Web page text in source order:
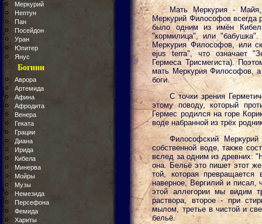
Меркурий
Нептун
Пан
Посейдон
Уран
Юпитер
Янус
Богини
Аврора
Артемида
Афина
Афродита
Венера
Геката
Грации
Диана
Ирида
Кибела
Минерва
Мойры
Музы
Немезида
Персефона
Фемида
Хариты
Мать Меркурия -
Меркурий Философов всегда
было одним из имён
"кормилица", или
Меркурия Философов, или
ejus terra", что означает
Гермеса Трисмегиста).
мать Меркурия Философов, а
боги.
С точки зрения
этому поводу, который
Гермес родился на горе
воде набранной из трёх
Философский
собственной воде, также
вслед за одним из древних:
она. Бельё это пишет этот
той, которая
наверное, Вергилий и
этой аллегории мы видим
раствора, второе - при
мылом, третье в чистой и
бельё.